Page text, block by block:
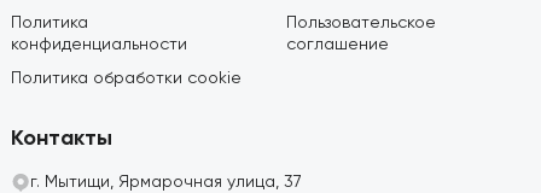
Политика
конфиденциальности
Политика обработки cookie
Пользовательское
соглашение
Контакты
г. Мытищи, Ярмарочная улица, 37